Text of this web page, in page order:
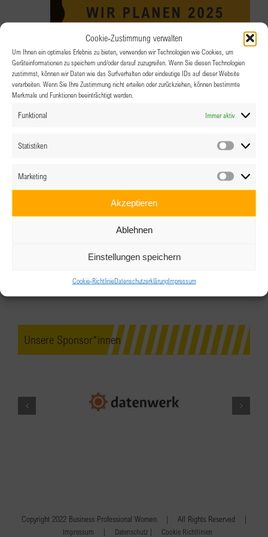
Cookie-Zustimmung verwalten
Um Ihnen ein optimales Erlebnis zu bieten, verwenden wir Technologien wie Cookies, um
Geräteinformationen zu speichern und/oder darauf zuzugreifen. Wenn Sie diesen Technologien
zustimmst, können wir Daten wie das Surfverhalten oder eindeutige IDs auf dieser Website
verarbeiten. Wenn Sie Ihre Zustimmung nicht erteilen oder zurückziehen, können bestimmte
Merkmale und Funktionen beeinträchtigt werden.
Funktional Immer aktiv
Statistiken
Marketing
Akzeptieren
Ablehnen
Einstellungen speichern
Cookie-RichtlinieDatenschutzerklärungImpressum
Clubabend Tirol – Wir planen 2025
30.10.2024 @ 18:30-21:30
Unsere Sponsor*innen
Copyright 2022 Business Professional Women | All Rights Reserved |
Impressum | Datenschutz | Cookie Richtlinien